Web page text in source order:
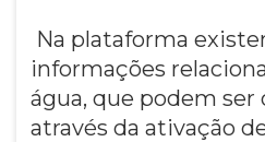
Na plataforma
informações
água, que podem ser
através da ativação